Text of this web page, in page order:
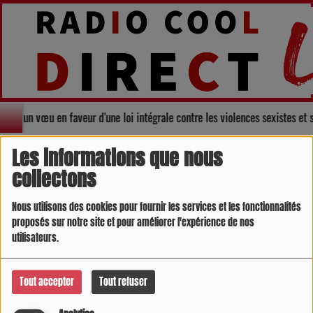
Les informations que nous
collectons
Nous utilisons des cookies pour fournir les services et les fonctionnalités
proposés sur notre site et pour améliorer l'expérience de nos
utilisateurs.
Tout accepter Tout refuser
un vœu en faveur d'une loi intégrale contre les violences sexistes
Déposez un événement
04 NOVEMBRE 2024 - 8251 VUES
cooldirect@orange.fr